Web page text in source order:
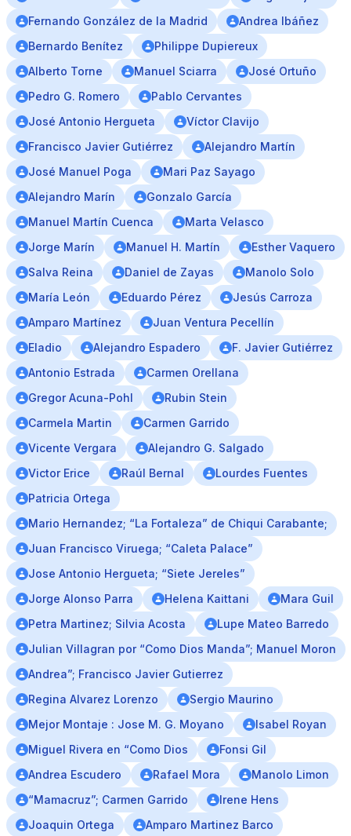
Fernando González de la Madrid
Andrea Ibáñez
Bernardo Benítez
Philippe Dupiereux
Alberto Torne
Manuel Sciarra
José Ortuño
Pedro G. Romero
Pablo Cervantes
José Antonio Hergueta
Víctor Clavijo
Francisco Javier Gutiérrez
Alejandro Martín
José Manuel Poga
Mari Paz Sayago
Alejandro Marín
Gonzalo García
Manuel Martín Cuenca
Marta Velasco
Jorge Marín
Manuel H. Martín
Esther Vaquero
Salva Reina
Daniel de Zayas
Manolo Solo
María León
Eduardo Pérez
Jesús Carroza
Amparo Martínez
Juan Ventura Pecellín
Eladio
Alejandro Espadero
F. Javier Gutiérrez
Antonio Estrada
Carmen Orellana
Gregor Acuna-Pohl
Rubin Stein
Carmela Martin
Carmen Garrido
Vicente Vergara
Alejandro G. Salgado
Victor Erice
Raúl Bernal
Lourdes Fuentes
Patricia Ortega
Mario Hernandez; “La Fortaleza” de Chiqui Carabante;
Juan Francisco Viruega; “Caleta Palace”
Jose Antonio Hergueta; “Siete Jereles”
Jorge Alonso Parra
Helena Kaittani
Mara Guil
Petra Martinez; Silvia Acosta
Lupe Mateo Barredo
Julian Villagran por “Como Dios Manda”; Manuel Moron
Andrea”; Francisco Javier Gutierrez
Regina Alvarez Lorenzo
Sergio Maurino
Mejor Montaje : Jose M. G. Moyano
Isabel Royan
Miguel Rivera en “Como Dios
Fonsi Gil
Andrea Escudero
Rafael Mora
Manolo Limon
“Mamacruz”; Carmen Garrido
Irene Hens
Joaquin Ortega
Amparo Martinez Barco